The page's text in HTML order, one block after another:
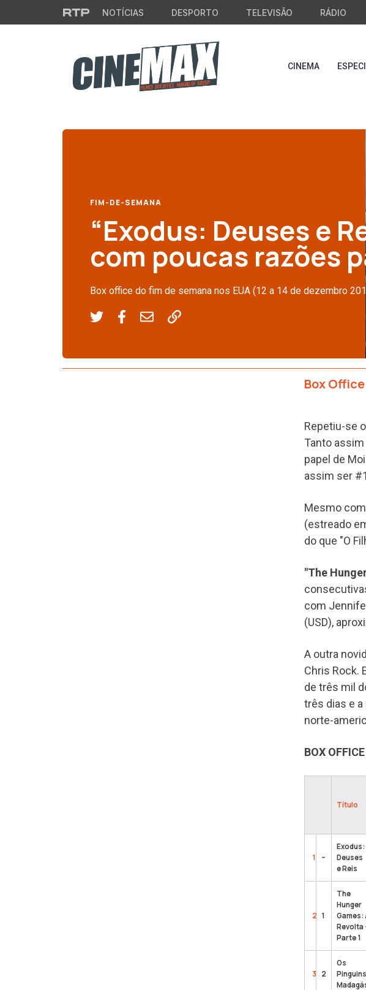
Saltar para o conteúdo principal
NOTÍCIAS DESPORTO TELEVISÃO RÁDIO
CINEMA
FIM-DE-SEMANA
“Exodus: Deuses e
com poucas razões
Box office do fim de semana nos EUA (12 a 14 de dezembro
Box Office
Repetiu-se
Tanto
papel de
assim ser
Mesmo com
(estreado
do que "O
"The
com
(USD),
A outra
Chris Rock.
de três mil
três dias e
norte-
BOX OFFICE
Título
1 –
Exodus:
Deuses
e Reis
2 1
The
Hunger
Games:
Revolta
Parte 1
3 2
Os